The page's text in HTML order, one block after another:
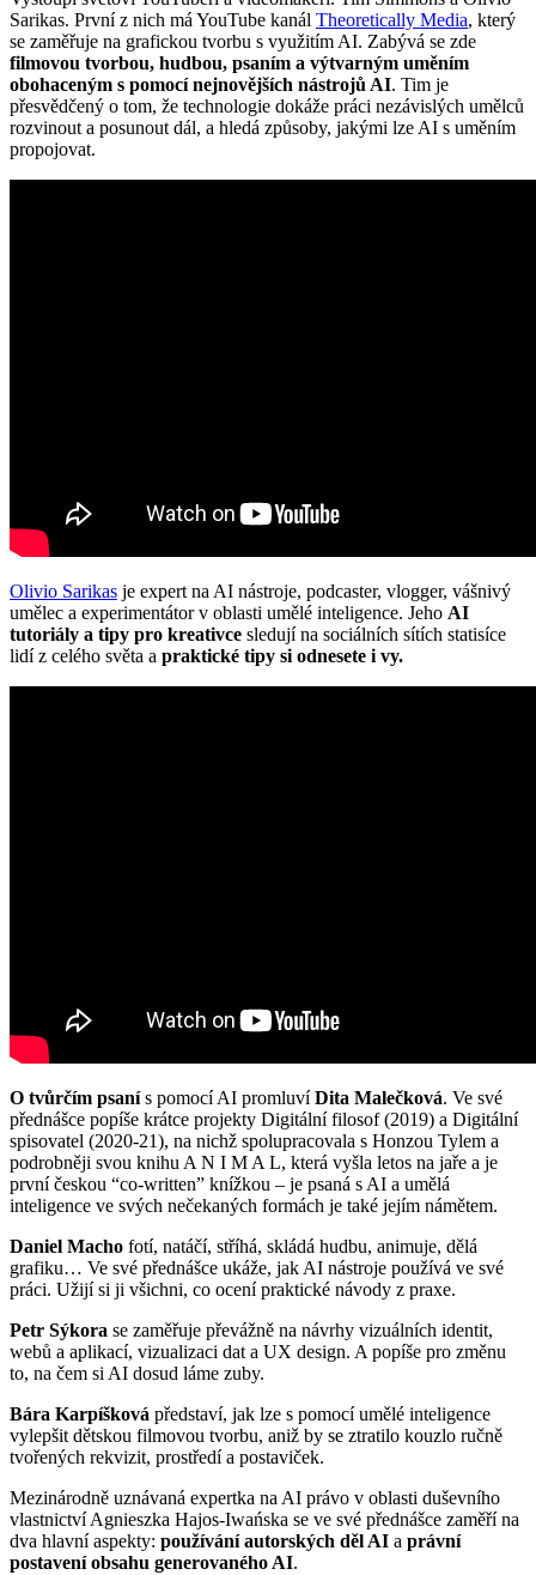
Sarikas. První z nich má YouTube kanál Theoretically Media, který
se zaměřuje na grafickou tvorbu s využitím AI. Zabývá se zde
filmovou tvorbou, hudbou, psaním a výtvarným uměním
obohaceným s pomocí nejnovějších nástrojů AI. Tim je
přesvědčený o tom, že technologie dokáže práci nezávislých umělců
rozvinout a posunout dál, a hledá způsoby, jakými lze AI s uměním
propojovat.
Olivio Sarikas je expert na AI nástroje, podcaster, vlogger, vášnivý
umělec a experimentátor v oblasti umělé inteligence. Jeho AI
tutoriály a tipy pro kreativce sledují na sociálních sítích statisíce
lidí z celého světa a praktické tipy si odnesete i vy.
O tvůrčím psanís pomocí AI promluvíDita Malečková. Ve své
přednášce popíše krátce projekty Digitální filosof (2019) a Digitální
spisovatel (2020-21), na nichž spolupracovala s Honzou Tylem a
podrobněji svou knihu A N I M A L, která vyšla letos na jaře a je
první českou “co-written” knížkou – je psaná s AI a umělá
inteligence ve svých nečekaných formách je také jejím námětem.
Daniel Macho fotí, natáčí, stříhá, skládá hudbu, animuje, dělá
grafiku… Ve své přednášce ukáže, jak AI nástroje používá ve své
práci. Užijí si ji všichni, co ocení praktické návody z praxe.
Petr Sýkora se zaměřuje převážně na návrhy vizuálních identit,
webů a aplikací, vizualizaci dat a UX design. A popíše pro změnu
to, na čem si AI dosud láme zuby.
Bára Karpíšková představí, jak lze s pomocí umělé inteligence
vylepšit dětskou filmovou tvorbu, aniž by se ztratilo kouzlo ručně
tvořených rekvizit, prostředí a postaviček.
Mezinárodně uznávaná expertka na AI právo v oblasti duševního
vlastnictví Agnieszka Hajos-Iwańska se ve své přednášce zaměří na
dva hlavní aspekty: používání autorských děl AI a právní
postavení obsahu generovaného AI.